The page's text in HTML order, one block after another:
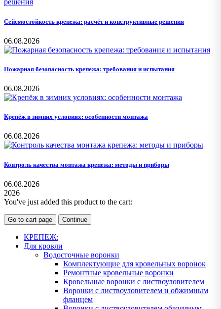
Сейсмостойкость крепежа: расчёт и конструктивные решения
06.08.2026
Пожарная безопасность крепежа: требования и испытания
06.08.2026
Крепёж в зимних условиях: особенности монтажа
06.08.2026
Контроль качества монтажа крепежа: методы и приборы
06.08.2026
2026
You've just added this product to the cart:
Go to cart page Continue
КРЕПЕЖ:
Для кровли
Водосточные воронки
Комплектующие для кровельных воронок
Ремонтные кровельные воронки
Кровельные воронки с листвоуловителем
Воронки с листвоуловителем и обжимным
фланцем